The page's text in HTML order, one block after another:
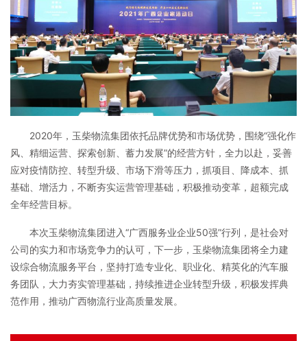
2020年，玉柴物流集团依托品牌优势和市场优势，围绕“强化作
风、精细运营、探索创新、蓄力发展”的经营方针，全力以赴，妥善
应对疫情防控、转型升级、市场下滑等压力，抓项目、降成本、抓
基础、增活力，不断夯实运营管理基础，积极推动变革，超额完成
全年经营目标。
本次玉柴物流集团进入“广西服务业企业50强”行列，是社会对
公司的实力和市场竞争力的认可，下一步，玉柴物流集团将全力建
设综合物流服务平台，坚持打造专业化、职业化、精英化的汽车服
务团队，大力夯实管理基础，持续推进企业转型升级，积极发挥典
范作用，推动广西物流行业高质量发展。